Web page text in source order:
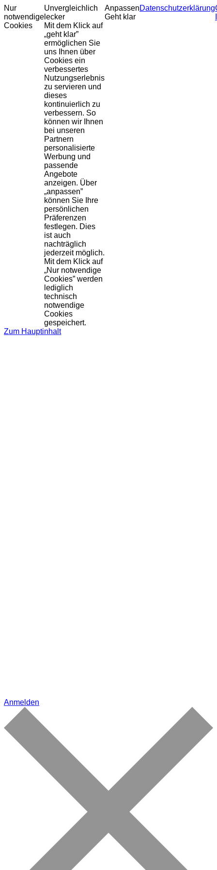
Nur
notwendige
Cookies
Unvergleichlich
lecker
Mit dem Klick auf
„geht klar”
ermöglichen Sie
uns Ihnen über
Cookies ein
verbessertes
Nutzungserlebnis
zu servieren und
dieses
kontinuierlich zu
verbessern. So
können wir Ihnen
bei unseren
Partnern
personalisierte
Werbung und
passende
Angebote
anzeigen. Über
„anpassen”
können Sie Ihre
persönlichen
Präferenzen
festlegen. Dies
ist auch
nachträglich
jederzeit möglich.
Mit dem Klick auf
„Nur notwendige
Cookies” werden
lediglich
technisch
notwendige
Cookies
gespeichert.
Anpassen
Geht klar
Datenschutzerklärung
Zum Hauptinhalt
Anmelden